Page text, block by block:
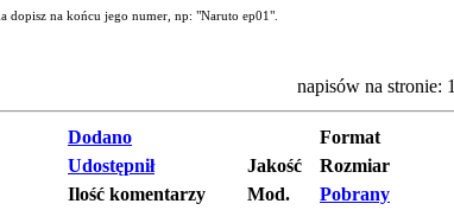
dopisz na końcu jego numer, np: "Naruto ep01".
napisów na stronie: 1
Dodano
Format
Udostępnił Jakość
Rozmiar
Ilość komentarzy Mod.
Pobrany